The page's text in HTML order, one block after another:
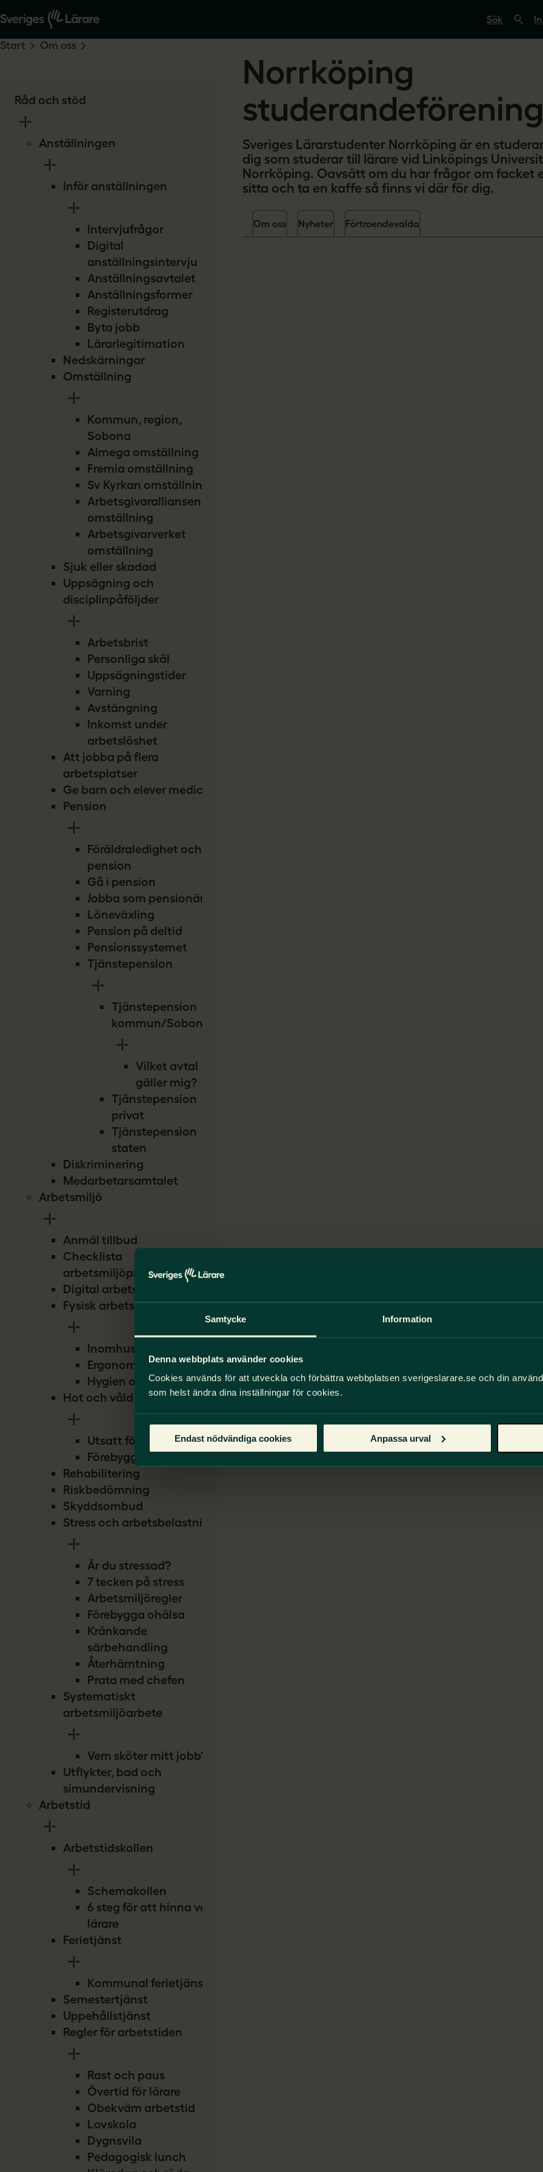
Samtycke Information
Denna webbplats använder cookies
Cookies används för att utveckla och förbättra webbplatsen sverigeslarare.se och din
som helst ändra dina inställningar för cookies.
Endast nödvändiga cookies Anpassa urval
ö
p
g
l
ä
r
a
r
e
Råd och stöd
Anställningen
Inför anställningen
Intervjufrågor
Digital
anställningsintervju
Anställningsavtalet
Anställningsformer
Registerutdrag
Byta jobb
Lärarlegitimation
Nedskärningar
Omställning
Kommun, region,
Sobona
Almega omställning
Fremia omställning
Sv Kyrkan omställning
Arbetsgivaralliansen
omställning
Arbetsgivarverket
omställning
Sjuk eller skadad
Uppsägning och
disciplinpåföljder
Arbetsbrist
Personliga skäl
Uppsägningstider
Varning
Avstängning
Inkomst under
arbetslöshet
Att jobba på flera
arbetsplatser
Ge barn och elever medicin
Pension
Föräldraledighet och
pension
Gå i pension
Jobba som pensionär
Löneväxling
Pension på deltid
Pensionssystemet
Tjänstepension
Tjänstepension
kommun/Sobona
Vilket avtal
gäller mig?
Tjänstepension
privat
Tjänstepension
staten
Diskriminering
Medarbetarsamtalet
Arbetsmiljö
Anmäl tillbud
Checklista
arbetsmiljöproblem
Digital arbetsmiljö
Fysisk arbetsmiljö
Inomhusmiljö
Ergonomi
Hygien och smitta
Hot och våld
Utsatt för hot
Förebygg hot
Rehabilitering
Riskbedömning
Skyddsombud
Stress och arbetsbelastning
Är du stressad?
7 tecken på stress
Arbetsmiljöregler
Förebygga ohälsa
Kränkande
särbehandling
Återhämtning
Prata med chefen
Systematiskt
arbetsmiljöarbete
Vem sköter mitt jobb?
Utflykter, bad och
simundervisning
Arbetstid
Arbetstidskollen
Schemakollen
6 steg för att hinna vara
lärare
Ferietjänst
Kommunal ferietjänst
Semestertjänst
Uppehållstjänst
Regler för arbetstiden
Rast och paus
Övertid för lärare
Obekväm arbetstid
Lovskola
Dygnsvila
Pedagogisk lunch
Start Om oss
Norrköping
studerandeförening
Sveriges Lärarstudenter Norrköping är en
dig som studerar till lärare vid Linköpings
Norrköping. Oavsätt om du har frågor om facket
sitta och ta en kaffe så finns vi där för dig.
Om oss Nyheter Förtroendevalda